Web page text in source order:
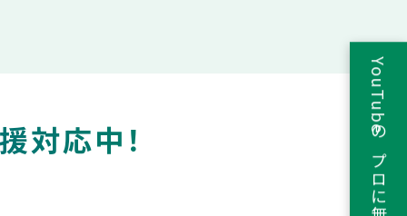
対応中！ YouTubeのプロに無料相談